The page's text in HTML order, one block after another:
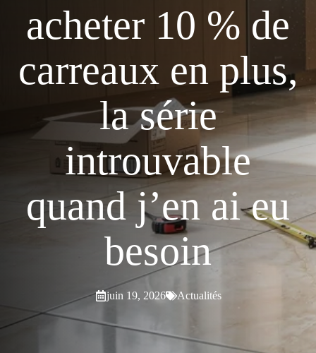
acheter 10 % de
carreaux en plus,
la série
introuvable
quand j’en ai eu
besoin
juin 19, 2026 Actualités